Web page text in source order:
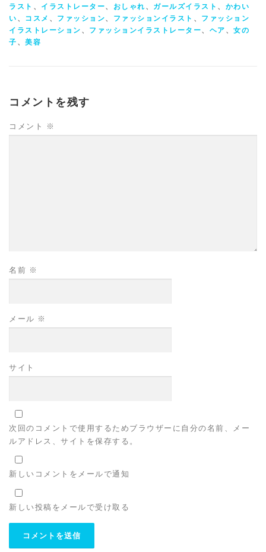
ラスト 、 イラストレーター、 おしゃれ、 ガールズイラスト 、 かわい
い、 コスメ 、 ファッション、 ファッションイラスト 、 ファッション
イラストレーション、 ファッションイラストレーター、 ヘア、 女の
子、 美容
コメントを残す
コメント ※
名前 ※
メール ※
サイト
次回のコメントで使用するためブラウザーに自分の名前、メー
ルアドレス、サイトを保存する。
新しいコメントをメールで通知
新しい投稿をメールで受け取る